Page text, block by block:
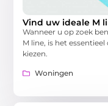
Vind uw ideale M
Wanneer u op zoek
M line, is het
kiezen.
Woningen